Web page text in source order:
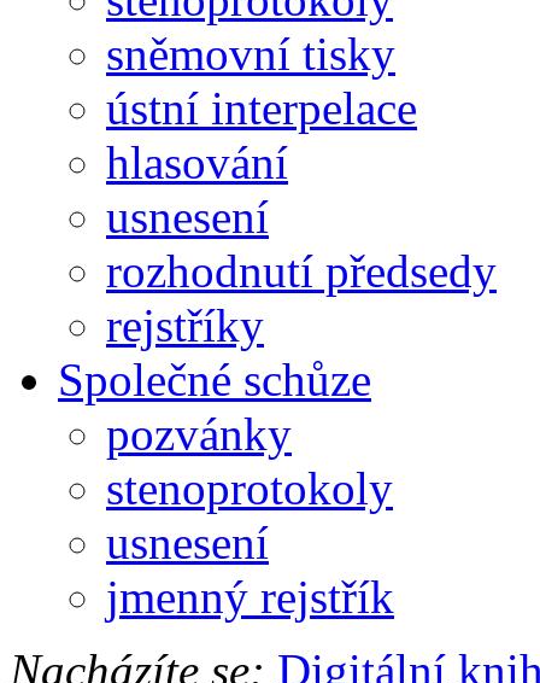
sněmovní tisky
ústní interpelace
hlasování
usnesení
rozhodnutí předsedy
rejstříky
Společné schůze
pozvánky
stenoprotokoly
usnesení
jmenný rejstřík
Nacházíte se: Digitální